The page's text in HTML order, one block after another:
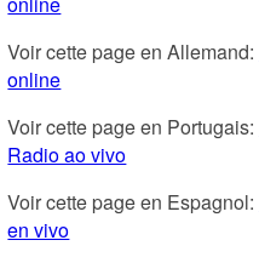
Voir cette page en Allemand:
online
Voir cette page en Portugais:
Radio ao vivo
Voir cette page en Espagnol:
en vivo